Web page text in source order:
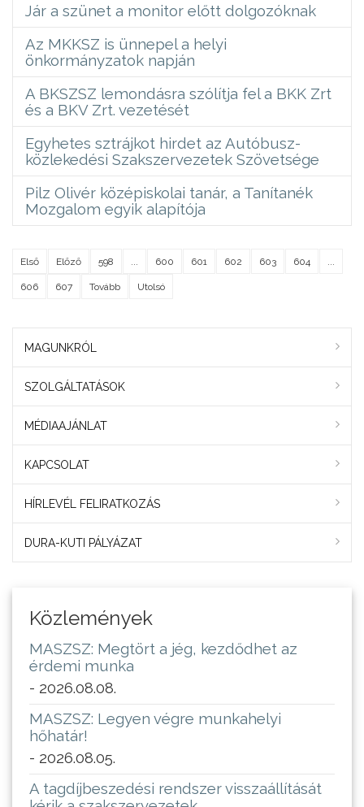
Jár a szünet a monitor előtt dolgozóknak
Az MKKSZ is ünnepel a helyi
önkormányzatok napján
A BKSZSZ lemondásra szólítja fel a BKK Zrt
és a BKV Zrt. vezetését
Egyhetes sztrájkot hirdet az Autóbusz-
közlekedési Szakszervezetek Szövetsége
Pilz Olivér középiskolai tanár, a Tanítanék
Mozgalom egyik alapítója
Első Előző 598 600 601 602 603 604
606 607 Tovább Utolsó
MAGUNKRÓL
SZOLGÁLTATÁSOK
MÉDIAAJÁNLAT
KAPCSOLAT
HÍRLEVÉL FELIRATKOZÁS
DURA-KUTI PÁLYÁZAT
Közlemények
MASZSZ: Megtört a jég, kezdődhet az
érdemi munka
- 2026.08.08.
MASZSZ: Legyen végre munkahelyi
hőhatár!
- 2026.08.05.
A tagdíjbeszedési rendszer visszaállítását